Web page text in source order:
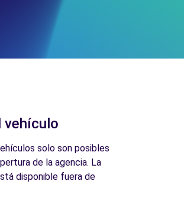
vehículo
solo son posibles
de la agencia. La
disponible fuera de